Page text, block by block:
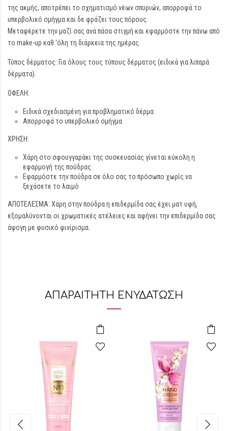
της ακμής, αποτρέπει το σχηματισμό νέων σπυριών, απορροφά το
υπερβολικό σμήγμα και δε φράζει τους πόρους.
Μεταφέρετε την μαζί σας ανά πάσα στιγμή και εφαρμόστε την πάνω από
το make-up καθ 'όλη τη διάρκεια της ημέρας.
Τύπος δέρματος: Για όλους τους τύπους δέρματος (ειδικά για λιπαρά
δέρματα).
ΟΦΕΛΗ:
Ειδικά σχεδιασμένη για προβληματικό δέρμα
Απορροφά το υπερβολικό σμήγμα
ΧΡΗΣΗ:
Χάρη στο σφουγγαράκι της συσκευασίας γίνεται εύκολη η
εφαρμογή της πούδρας
Εφαρμόστε την πούδρα σε όλο σας το πρόσωπο χωρίς να
ξεχάσετε το λαιμό
ΑΠΟΤΕΛΕΣΜΑ: Χάρη στην πούδρα η επιδερμίδα σας έχει ματ υφή,
εξομαλύνονται οι χρωματικές ατέλειες και αφήνει την επιδερμίδα σας
άψογη με φυσικό φινίρισμα.
ΑΠΑΡΑΙΤΗΤΗ ΕΝΥΔΑΤΩΣΗ